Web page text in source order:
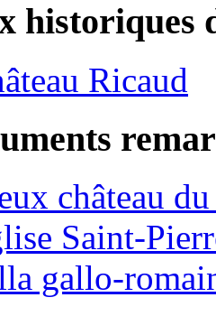
historiques
Ricaud
château
Saint-
gallo-